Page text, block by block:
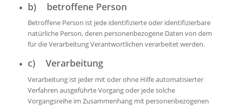
b) betroffene Person
Betroffene Person ist jede identifizierte oder identifizierbare
natürliche Person, deren personenbezogene Daten von dem
für die Verarbeitung Verantwortlichen verarbeitet werden.
c) Verarbeitung
Verarbeitung ist jeder mit oder ohne Hilfe automatisierter
Verfahren ausgeführte Vorgang oder jede solche
Vorgangsreihe im Zusammenhang mit personenbezogenen